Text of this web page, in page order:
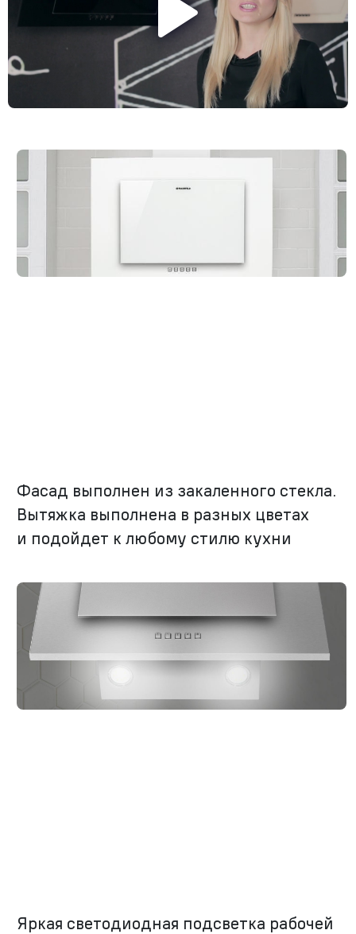
Фасад выполнен из закаленного стекла.
Вытяжка выполнена в разных цветах
и подойдет к любому стилю кухни
Яркая светодиодная подсветка рабочей